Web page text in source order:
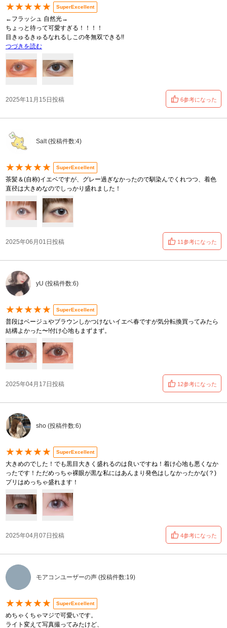
★★★★★ SuperExcellent
←フラッシュ 自然光→
ちょっと待って可愛すぎる！！！！
目きゅるきゅるなれるしこの冬無双できる!!
つづきを読む
2025年11月15日投稿 6参考になった
Salt (投稿件数:4)
★★★★★ SuperExcellent
茶髪＆(自称)イエベですが、グレー過ぎなかったので馴染んでくれつつ、着色
直径は大きめなのでしっかり盛れました！
2025年06月01日投稿 11参考になった
yU (投稿件数:6)
★★★★★ SuperExcellent
普段はベージュやブラウンしかつけないイエベ春ですが気分転換買ってみたら
結構よかった〜!付け心地もまずまず。
2025年04月17日投稿 12参考になった
sho (投稿件数:6)
★★★★★ SuperExcellent
大きめのでした！でも黒目大きく盛れるのは良いですね！着け心地も悪くなか
ったです！ただめっちゃ裸眼が黒な私にはあんまり発色はしなかったかな(？)
プリはめっちゃ盛れます！
2025年04月07日投稿 4参考になった
モアコンユーザーの声 (投稿件数:19)
★★★★★ SuperExcellent
めちゃくちゃマジで可愛いです。
ライト変えて写真撮ってみたけど、